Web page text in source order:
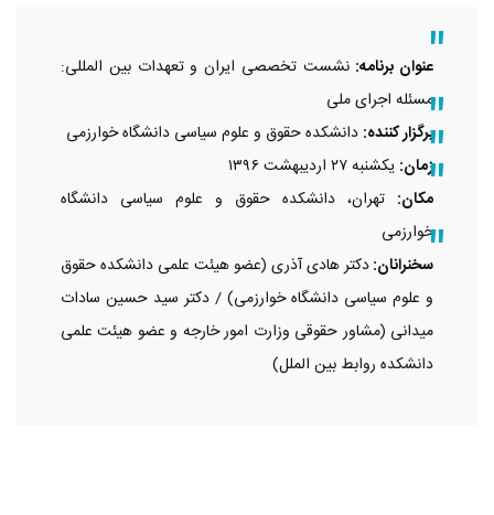
عنوان برنامه: نشست تخصصی ایران و تعهدات بین المللی:
مسئله اجرای ملی
برگزار کننده: دانشکده حقوق و علوم سیاسی دانشگاه خوارزمی
زمان: یکشنبه ۲۷ اردیبهشت ۱۳۹۶
مکان: تهران، دانشکده حقوق و علوم سیاسی دانشگاه
خوارزمی
سخنرانان:دکتر هادی آذری (عضو هیئت علمی دانشکده حقوق
و علوم سیاسی دانشگاه خوارزمی) / دکتر سید حسین سادات
میدانی (مشاور حقوقی وزارت امور خارجه و عضو هیئت علمی
دانشکده روابط بین الملل)